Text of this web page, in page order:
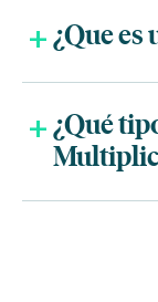
¿Que es
¿Qué